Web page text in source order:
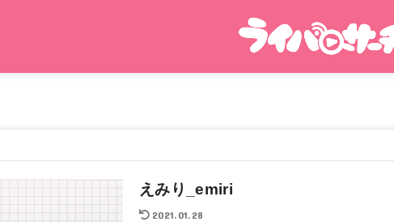
えみり_emiri
2021.01.28